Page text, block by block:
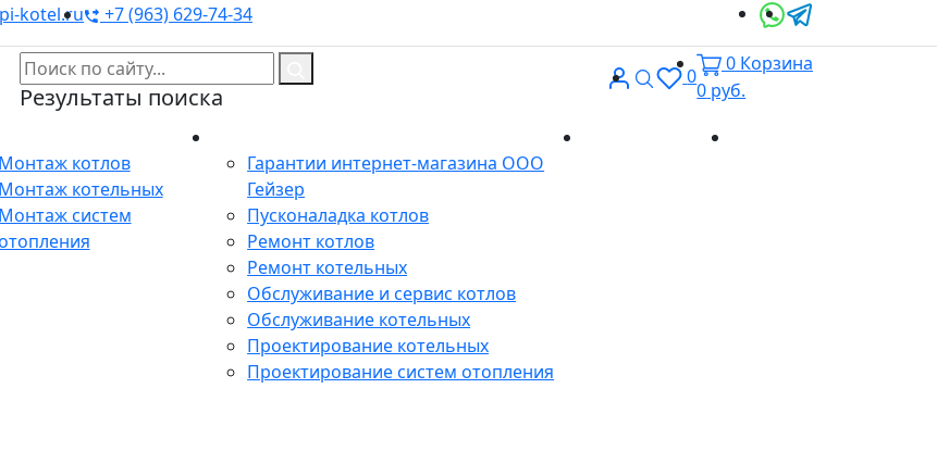
kotel.ru +7 (963) 629-74-34
Результаты поиска
ВходПоиск
0
0 Корзина
0 руб.
Монтаж котлов
Монтаж котельных
Монтаж систем
Гарантии интернет-магазина ООО
Гейзер
Пусконаладка котлов
Ремонт котлов
Ремонт котельных
Обслуживание и сервис котлов
Обслуживание котельных
Проектирование котельных
Проектирование систем отопления